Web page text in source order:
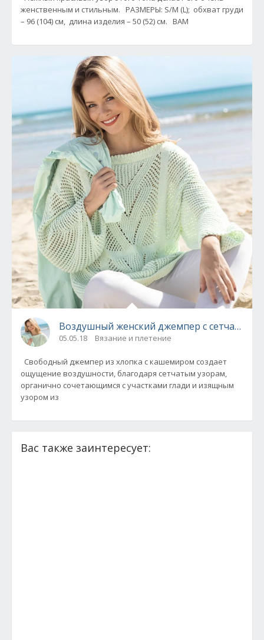
женственным и стильным. РАЗМЕРЫ: S/M (L); обхват груди
– 96 (104) см, длина изделия – 50 (52) см. ВАМ
Воздушный женский джемпер с сетчатым
05.05.18 Вязание и плетение
Свободный джемпер из хлопка с кашемиром создает
ощущение воздушности, благодаря сетчатым узорам,
органично сочетающимся с участками глади и изящным
узором из
Вас также заинтересует: